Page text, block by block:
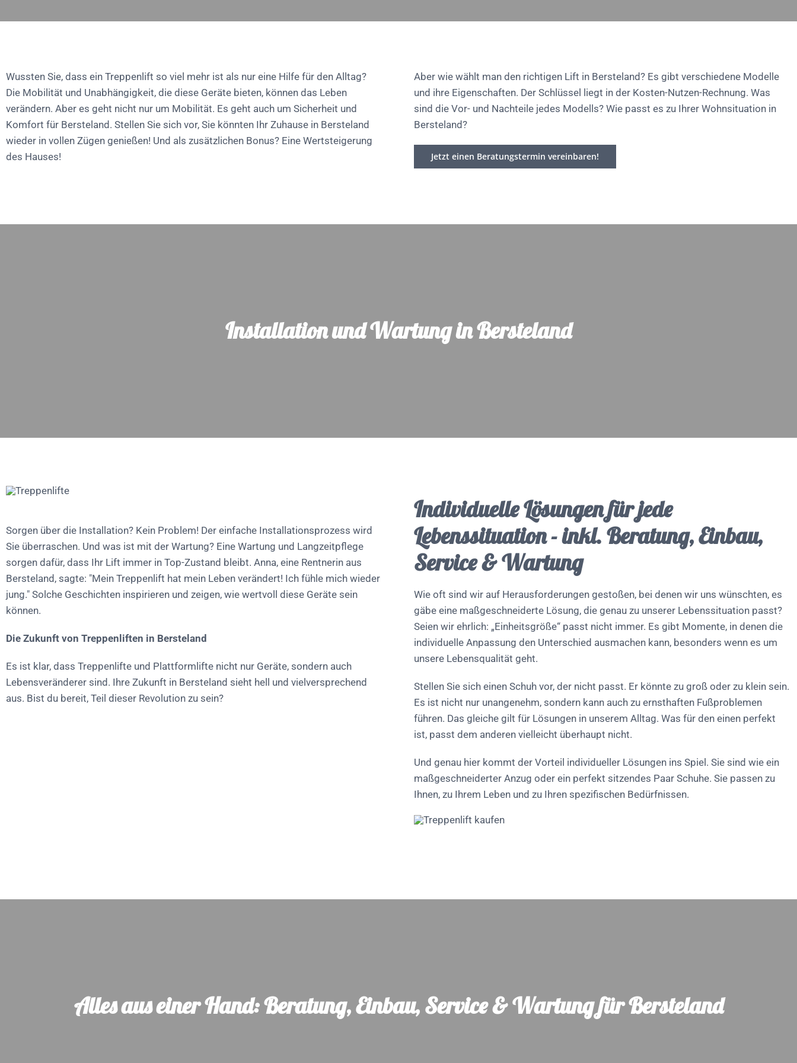
Wussten Sie, dass ein Treppenlift so viel mehr ist als nur eine Hilfe für den Alltag?
Die Mobilität und Unabhängigkeit, die diese Geräte bieten, können das Leben
verändern. Aber es geht nicht nur um Mobilität. Es geht auch um Sicherheit und
Komfort für Bersteland. Stellen Sie sich vor, Sie könnten Ihr Zuhause in Bersteland
wieder in vollen Zügen genießen! Und als zusätzlichen Bonus? Eine Wertsteigerung
des Hauses!
Aber wie wählt man den richtigen Lift in Bersteland? Es gibt verschiedene Modelle
und ihre Eigenschaften. Der Schlüssel liegt in der Kosten-Nutzen-Rechnung. Was
sind die Vor- und Nachteile jedes Modells? Wie passt es zu Ihrer Wohnsituation in
Bersteland?
Jetzt einen Beratungstermin vereinbaren!
Installation und Wartung in Bersteland
Sorgen über die Installation? Kein Problem! Der einfache Installationsprozess wird
Sie überraschen. Und was ist mit der Wartung? Eine Wartung und Langzeitpflege
sorgen dafür, dass Ihr Lift immer in Top-Zustand bleibt. Anna, eine Rentnerin aus
Bersteland, sagte: "Mein Treppenlift hat mein Leben verändert! Ich fühle mich wieder
jung." Solche Geschichten inspirieren und zeigen, wie wertvoll diese Geräte sein
können.
Die Zukunft von Treppenliften in Bersteland
Es ist klar, dass Treppenlifte und Plattformlifte nicht nur Geräte, sondern auch
Lebensveränderer sind. Ihre Zukunft in Bersteland sieht hell und vielversprechend
aus. Bist du bereit, Teil dieser Revolution zu sein?
Individuelle Lösungen für jede
Lebenssituation - inkl. Beratung, Einbau,
Service & Wartung
Wie oft sind wir auf Herausforderungen gestoßen, bei denen wir uns wünschten, es
gäbe eine maßgeschneiderte Lösung, die genau zu unserer Lebenssituation passt?
Seien wir ehrlich: „Einheitsgröße“ passt nicht immer. Es gibt Momente, in denen die
individuelle Anpassung den Unterschied ausmachen kann, besonders wenn es um
unsere Lebensqualität geht.
Stellen Sie sich einen Schuh vor, der nicht passt. Er könnte zu groß oder zu klein sein.
Es ist nicht nur unangenehm, sondern kann auch zu ernsthaften Fußproblemen
führen. Das gleiche gilt für Lösungen in unserem Alltag. Was für den einen perfekt
ist, passt dem anderen vielleicht überhaupt nicht.
Und genau hier kommt der Vorteil individueller Lösungen ins Spiel. Sie sind wie ein
maßgeschneiderter Anzug oder ein perfekt sitzendes Paar Schuhe. Sie passen zu
Ihnen, zu Ihrem Leben und zu Ihren spezifischen Bedürfnissen.
Alles aus einer Hand: Beratung, Einbau, Service & Wartung für Bersteland